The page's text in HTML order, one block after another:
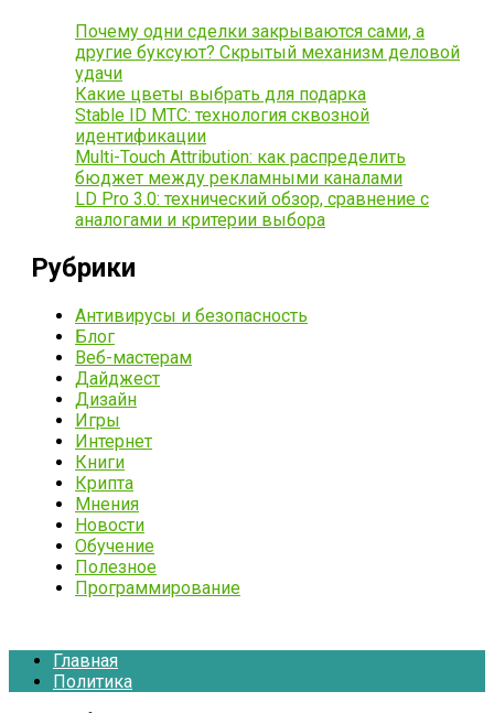
Почему одни сделки закрываются сами, а
другие буксуют? Скрытый механизм деловой
удачи
Какие цветы выбрать для подарка
Stable ID МТС: технология сквозной
идентификации
Multi-Touch Attribution: как распределить
бюджет между рекламными каналами
LD Pro 3.0: технический обзор, сравнение с
аналогами и критерии выбора
Рубрики
Антивирусы и безопасность
Блог
Веб-мастерам
Дайджест
Дизайн
Игры
Интернет
Книги
Крипта
Мнения
Новости
Обучение
Полезное
Программирование
Главная
Политика